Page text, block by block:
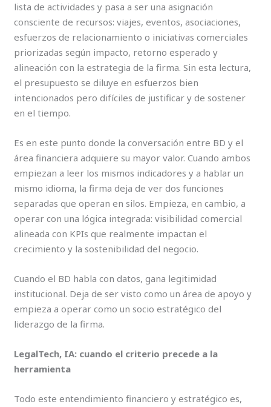
lista de actividades y pasa a ser una asignación
consciente de recursos: viajes, eventos, asociaciones,
esfuerzos de relacionamiento o iniciativas comerciales
priorizadas según impacto, retorno esperado y
alineación con la estrategia de la firma. Sin esta lectura,
el presupuesto se diluye en esfuerzos bien
intencionados pero difíciles de justificar y de sostener
en el tiempo.
Es en este punto donde la conversación entre BD y el
área financiera adquiere su mayor valor. Cuando ambos
empiezan a leer los mismos indicadores y a hablar un
mismo idioma, la firma deja de ver dos funciones
separadas que operan en silos. Empieza, en cambio, a
operar con una lógica integrada: visibilidad comercial
alineada con KPIs que realmente impactan el
crecimiento y la sostenibilidad del negocio.
Cuando el BD habla con datos, gana legitimidad
institucional. Deja de ser visto como un área de apoyo y
empieza a operar como un socio estratégico del
liderazgo de la firma.
LegalTech, IA: cuando el criterio precede a la
herramienta
Todo este entendimiento financiero y estratégico es,